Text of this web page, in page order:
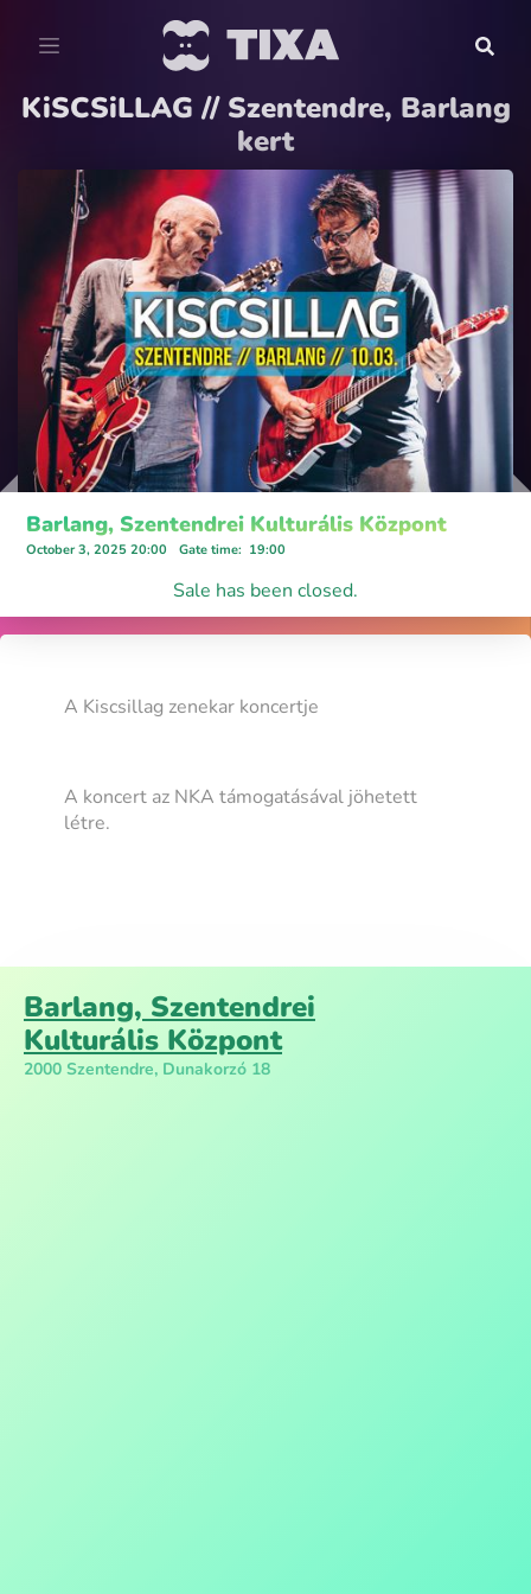
KiSCSiLLAG // Szentendre, Barlang
kert
Barlang, Szentendrei Kulturális Központ
October 3, 2025 20:00 Gate time: 19:00
Sale has been closed.
A Kiscsillag zenekar koncertje
A koncert az NKA támogatásával jöhetett
létre.
Barlang, Szentendrei
Kulturális Központ
2000 Szentendre, Dunakorzó 18